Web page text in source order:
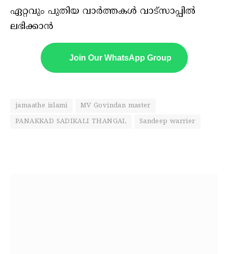
ഏറ്റവും പുതിയ വാർത്തകൾ വാട്സാപ്പിൽ
ലഭിക്കാൻ
Join Our WhatsApp Group
jamaathe islami
MV Govindan master
PANAKKAD SADIKALI THANGAL
Sandeep warrier